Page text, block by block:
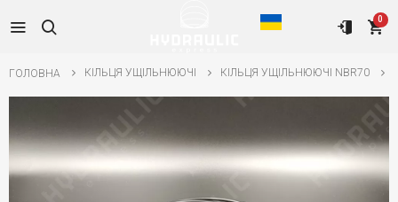
0
ГОЛОВНА КІЛЬЦЯ УЩІЛЬНЮЮЧІ КІЛЬЦЯ УЩІЛЬНЮЮЧІ NBR70